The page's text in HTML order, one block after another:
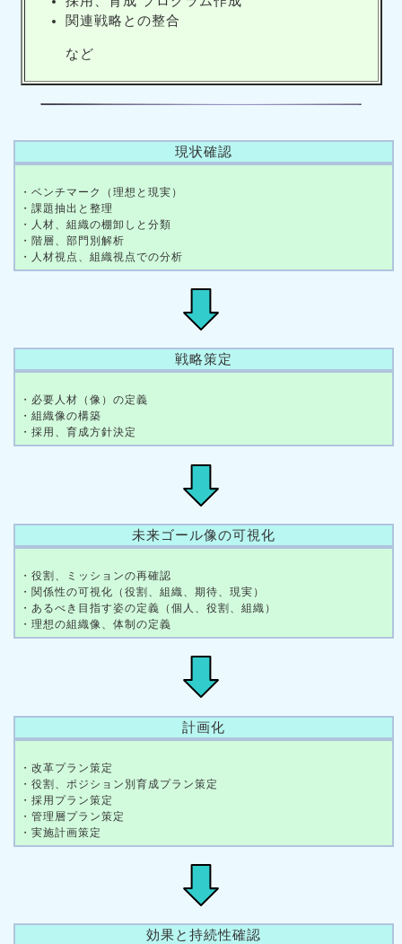
関連戦略との整合
など
現状確認
・ベンチマーク（理想と現実）
・課題抽出と整理
・人材、組織の棚卸しと分類
・階層、部門別解析
・人材視点、組織視点での分析
戦略策定
・必要人材（像）の定義
・組織像の構築
・採用、育成方針決定
未来ゴール像の可視化
・役割、ミッションの再確認
・関係性の可視化（役割、組織、期待、現実）
・あるべき目指す姿の定義（個人、役割、組織）
・理想の組織像、体制の定義
計画化
・改革プラン策定
・役割、ポジション別育成プラン策定
・採用プラン策定
・管理層プラン策定
・実施計画策定
効果と持続性確認